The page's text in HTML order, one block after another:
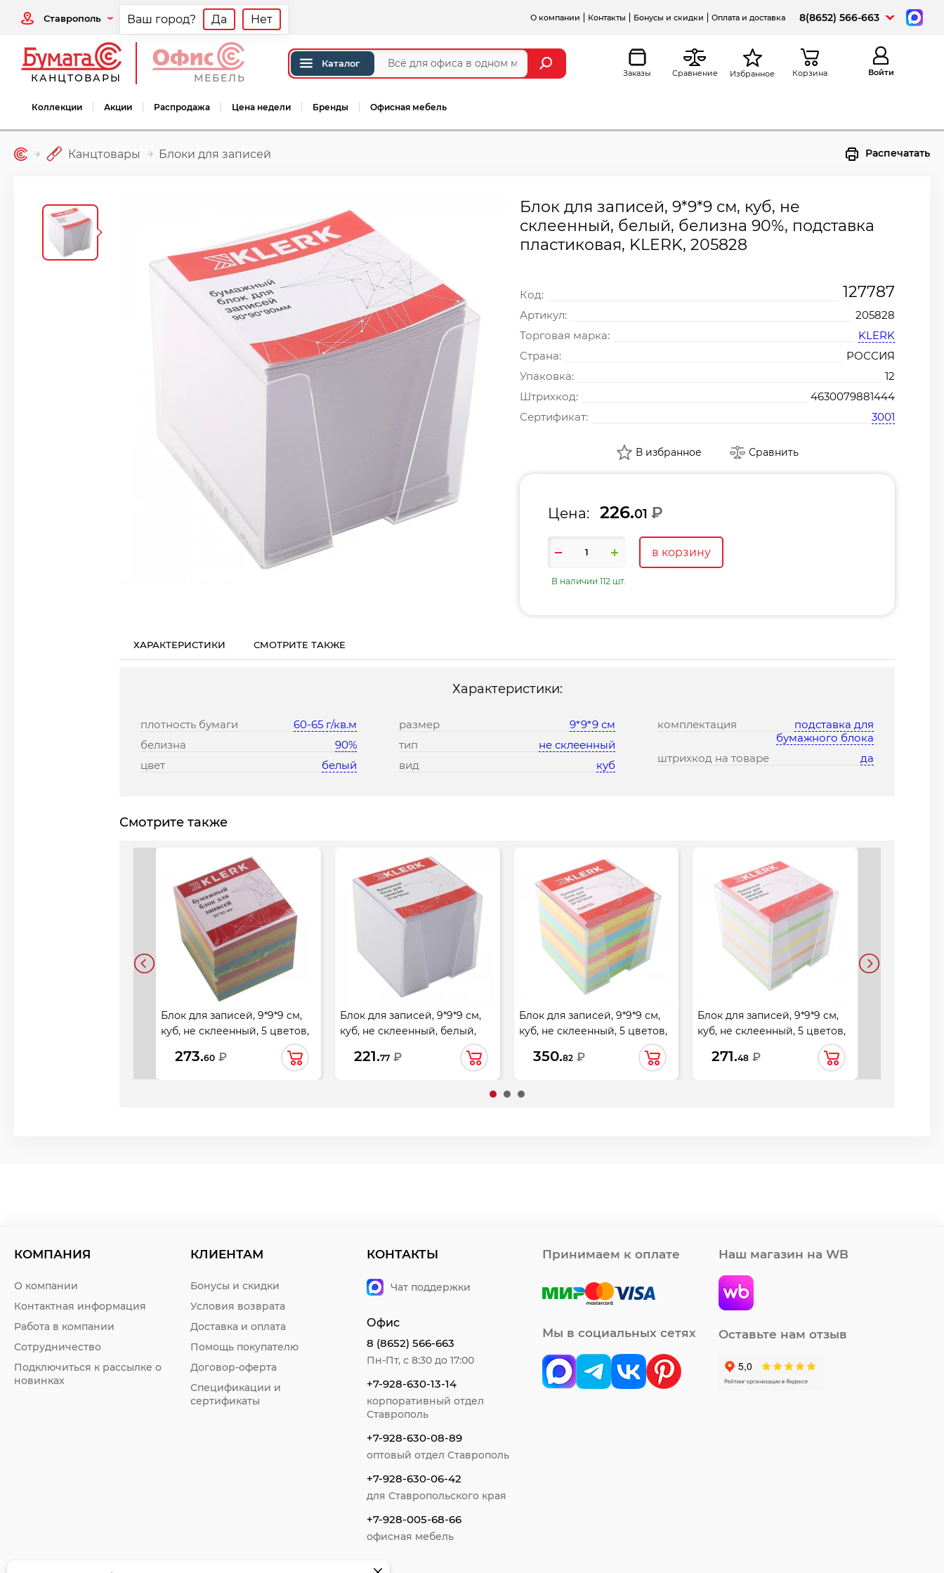
Ставрополь Ваш город? Да Нет О компании Контакты Бонусы и скидки Оплата и доставка 8(8652) 566-663
КАНЦТОВАРЫ МЕБЕЛЬ
Каталог
Заказы Сравнение Избранное Корзина Войти
Коллекции Акции Распродажа Цена недели Бренды Офисная мебель
Канцтовары Блоки для записей Распечатать
Блок для записей, 9*9*9 см, куб, не
склеенный, белый, белизна 90%, подставка
пластиковая, KLERK, 205828
Код: 127787
Артикул:
205828
Торговая марка:
KLERK
Страна:
РОССИЯ
Упаковка:
12
Штрихкод:
4630079881444
Сертификат:
3001
В избранное Сравнить
Цена: 226.01 ₽
в корзину
В наличии 112 шт.
ХАРАКТЕРИСТИКИ СМОТРИТЕ ТАКЖЕ
Характеристики:
плотность бумаги
60-65 г/кв.м
белизна
90%
цвет
белый
размер
9*9*9 см
тип
не склеенный
вид
куб
комплектация
подставка для
бумажного блока
штрихкод на товаре
да
Смотрите также
Блок для записей, 9*9*9 см,
куб, не склеенный, 5 цветов,
273.60 ₽
Блок для записей, 9*9*9 см,
куб, не склеенный, белый,
пластиковая, KLERK, 206883
221.77 ₽
Блок для записей, 9*9*9 см,
куб, не склеенный, 5 цветов,
KLERK, 210056
350.82 ₽
Блок для записей, 9*9*9 см,
куб, не склеенный, 5 цветов,
белизна 92%, подставка
пластиковая, KLERK, 210057
271.48 ₽
КОМПАНИЯ
О компании
Контактная информация
Работа в компании
Сотрудничество
Подключиться к рассылке о
новинках
КЛИЕНТАМ
Бонусы и скидки
Условия возврата
Доставка и оплата
Помощь покупателю
Договор-оферта
Спецификации и
сертификаты
КОНТАКТЫ
Чат поддержки
Офис
8 (8652) 566-663
Пн-Пт, с 8:30 до 17:00
+7-928-630-13-14
корпоративный отдел
Ставрополь
+7-928-630-08-89
оптовый отдел Ставрополь
+7-928-630-06-42
для Ставропольского края
+7-928-005-68-66
офисная мебель
Принимаем к оплате
Мы в социальных сетях
Наш магазин на WB
Оставьте нам отзыв